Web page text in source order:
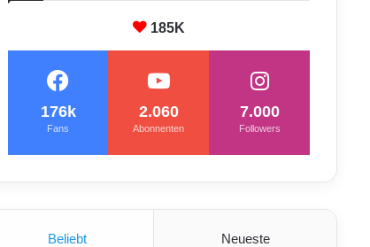
185K
176k
Fans
2.060
Abonnenten
7.000
Followers
Beliebt Neueste